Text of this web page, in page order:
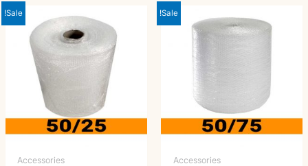
Sale!
Accessories
Sale!
Accessories